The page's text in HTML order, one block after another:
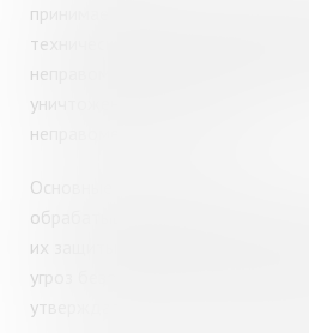
принимает необходимые
технические меры для защиты
неправомерного или случайного
уничтожения, изменения,
неправомерных действий.
Основные угрозы безопасности
обрабатываемых в
их защиты разрабатываются и
угроз безопасности
утверждаемой приказом